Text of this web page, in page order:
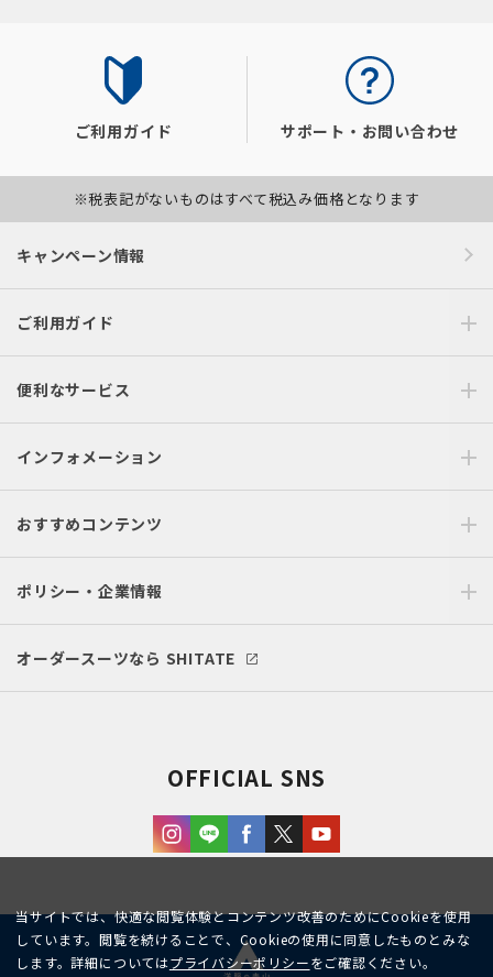
ご利用ガイド サポート・お問い合わせ
※税表記がないものはすべて税込み価格となります
キャンペーン情報
ご利用ガイド
便利なサービス
インフォメーション
おすすめコンテンツ
ポリシー・企業情報
オーダースーツなら SHITATE
OFFICIAL SNS
当サイトでは、快適な閲覧体験とコンテンツ改善のためにCookieを使用
しています。閲覧を続けることで、Cookieの使用に同意したものとみな
します。詳細についてはプライバシーポリシーをご確認ください。